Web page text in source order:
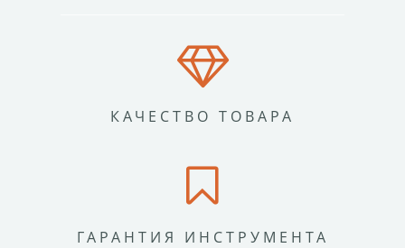
КАЧЕСТВО ТОВАРА
ГАРАНТИЯ ИНСТРУМЕНТА